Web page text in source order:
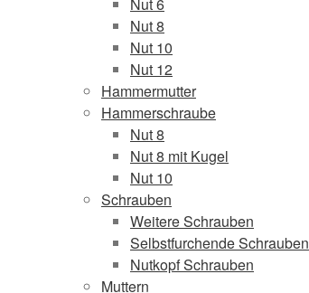
Nut 8
Nut 10
Nut 12
Hammermutter
Hammerschraube
Nut 8
Nut 8 mit Kugel
Nut 10
Schrauben
Weitere Schrauben
Selbstfurchende Schrauben
Nutkopf Schrauben
Muttern